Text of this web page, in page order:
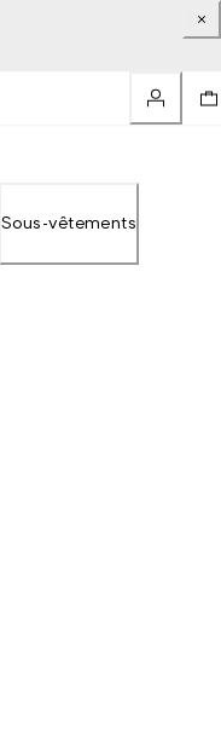
Sous-vêtements